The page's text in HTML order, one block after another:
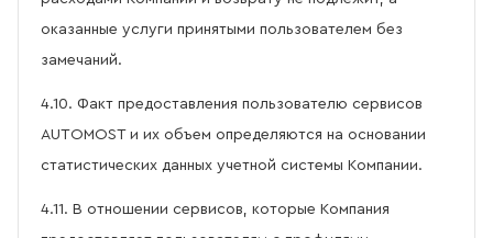
оказанные услуги принятыми пользователем без
замечаний.
4.10. Факт предоставления пользователю сервисов
AUTOMOST и их объем определяются на основании
статистических данных учетной системы Компании.
4.11. В отношении сервисов, которые Компания